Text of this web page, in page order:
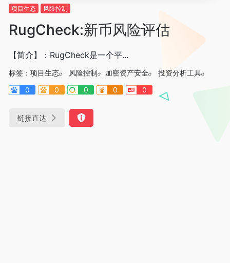
项目生态 风险控制
RugCheck:新币风险评估
【简介】：RugCheck是一个平...
标签： 项目生态 风险控制 加密资产安全
投资分析工具
0
0 0 0 0
链接直达